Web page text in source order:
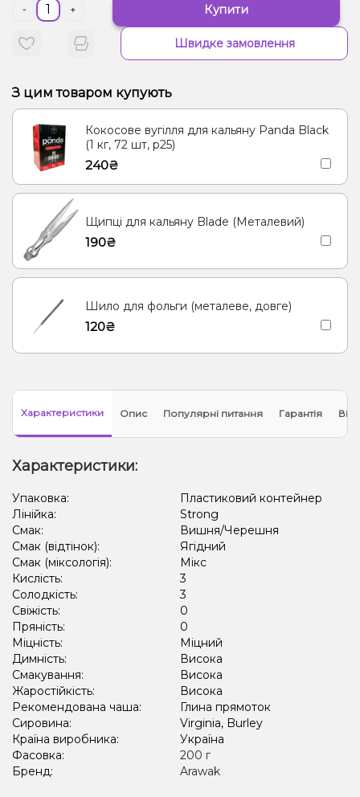
- + Купити
Швидке замовлення
З цим товаром купують
Кокосове вугілля для кальяну Panda Black
(1 кг, 72 шт, р25)
240₴
Щипці для кальяну Blade (Металевий)
190₴
Шило для фольги (металеве, довге)
120₴
Характеристики Опис Популярні питання Гарантія
Характеристики:
Упаковка:
Пластиковий контейнер
Лінійка:
Strong
Смак:
Вишня/Черешня
Смак (відтінок):
Ягідний
Смак (міксологія):
Мікс
Кислість:
3
Солодкість:
3
Свіжість:
0
Пряність:
0
Міцність:
Міцний
Димність:
Висока
Смакування:
Висока
Жаростійкість:
Висока
Рекомендована чаша:
Глина прямоток
Сировина:
Virginia, Burley
Країна виробника:
Україна
Фасовка:
200 г
Бренд:
Arawak